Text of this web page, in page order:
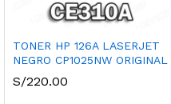
TONER HP 126A LASERJET
NEGRO CP1025NW ORIGINAL
S/220.00